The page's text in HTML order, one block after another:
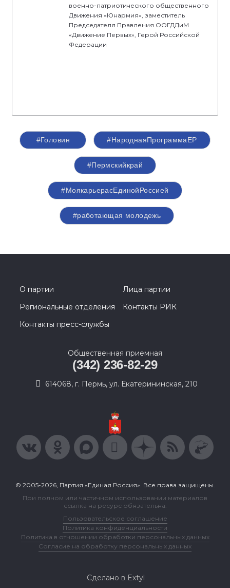
военно-патриотического общественного
Движения «Юнармия», заместитель
Председателя Правления ООГДДиМ
«Движение Первых», Герой Российской
Федерации
#Головин #НароднаяПрограммаЕР
#Пермскийкрай
#МоякарьерасЕдинойРоссией
#работающая молодежь
О партии
Лица партии
Региональные отделения
Контакты РИК
Контакты пресс-службы
Общественная приемная
(342) 236-82-29
614068, г. Пермь, ул. Екатерининская, 210
© 2005-2026, Партия «Единая Россия». Все права защищены.
При полном или частичном использовании материалов
ссылка на ресурс обязательна.
Пользовательское соглашение
Политика конфиденциальности
Политика в отношении обработки персональных данных
Согласие на обработку персональных данных
Сделано в Extyl